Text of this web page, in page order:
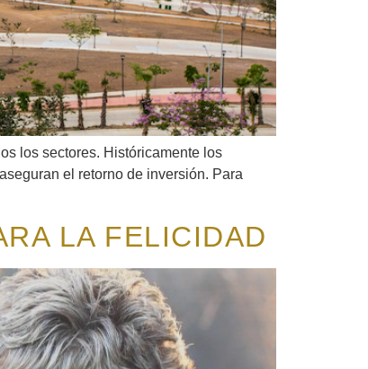
los sectores. Históricamente los
el retorno de inversión. Para
LA FELICIDAD